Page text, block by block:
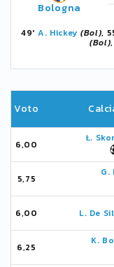
Bologna
49' A. Hickey (Bol),
(Bol)
Voto
6,00
Ł.
5,75
G.
6,00 L. De
6,25
K.